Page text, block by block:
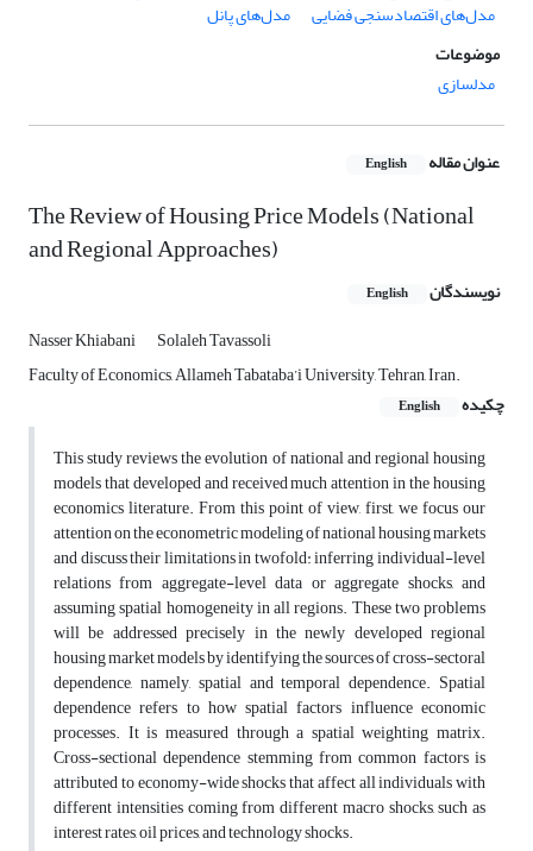
مدل‌های اقتصادسنجی فضایی
مدل‌های پانل
موضوعات
مدلسازی
عنوان مقاله English
The Review of Housing Price Models (National
and Regional Approaches)
نویسندگان English
Nasser Khiabani
Solaleh Tavassoli
Faculty of Economics, Allameh Tabataba’i University, Tehran, Iran.
چکیده
English
This study reviews the evolution of national and regional housing
models that developed and received much attention in the housing
economics literature. From this point of view, first, we focus our
attention on the econometric modeling of national housing markets
and discuss their limitations in twofold: inferring individual-level
relations from aggregate-level data or aggregate shocks, and
assuming spatial homogeneity in all regions. These two problems
will be addressed precisely in the newly developed regional
housing market models by identifying the sources of cross-sectoral
dependence, namely, spatial and temporal dependence. Spatial
dependence refers to how spatial factors influence economic
processes. It is measured through a spatial weighting matrix.
Cross-sectional dependence stemming from common factors is
attributed to economy-wide shocks that affect all individuals with
different intensities coming from different macro shocks, such as
interest rates, oil prices, and technology shocks.